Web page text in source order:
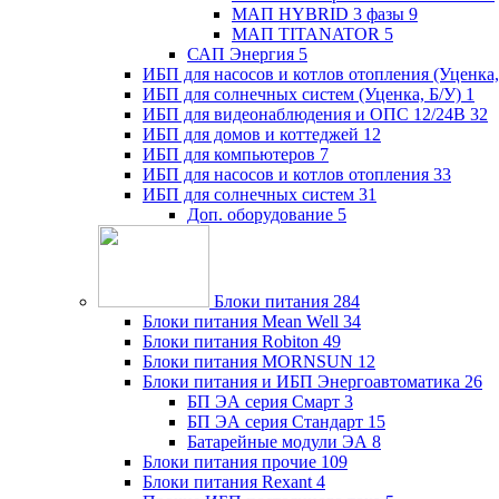
МАП HYBRID 3 фазы 9
МАП TITANATOR 5
САП Энергия 5
ИБП для насосов и котлов отопления
ИБП для солнечных систем (Уценка, Б/У) 1
ИБП для видеонаблюдения и ОПС 12/24В 32
ИБП для домов и коттеджей 12
ИБП для компьютеров 7
ИБП для насосов и котлов отопления 33
ИБП для солнечных систем 31
Доп. оборудование 5
Блоки питания 284
Блоки питания Mean Well 34
Блоки питания Robiton 49
Блоки питания MORNSUN 12
Блоки питания и ИБП Энергоавтоматика 26
БП ЭА серия Смарт 3
БП ЭА серия Стандарт 15
Батарейные модули ЭА 8
Блоки питания прочие 109
Блоки питания Rexant 4